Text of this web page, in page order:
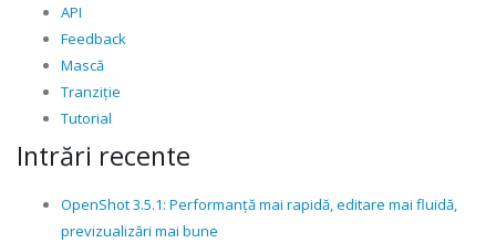
API
Feedback
Mască
Tranziție
Tutorial
Intrări recente
OpenShot 3.5.1: Performanță mai rapidă, editare mai fluidă,
previzualizări mai bune